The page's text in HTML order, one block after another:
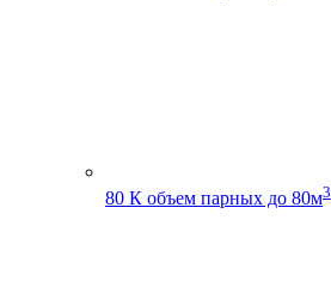
80 К объем парных до 80м3